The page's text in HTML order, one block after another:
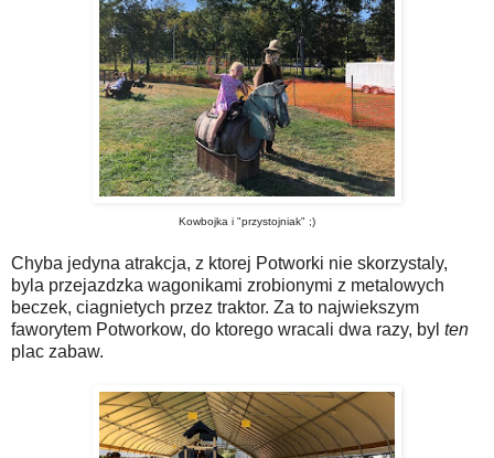
Kowbojka i "przystojniak" ;)
Chyba jedyna atrakcja, z ktorej Potworki nie skorzystaly,
byla przejazdzka wagonikami zrobionymi z metalowych
beczek, ciagnietych przez traktor. Za to najwiekszym
faworytem Potworkow, do ktorego wracali dwa razy, byl ten
plac zabaw.